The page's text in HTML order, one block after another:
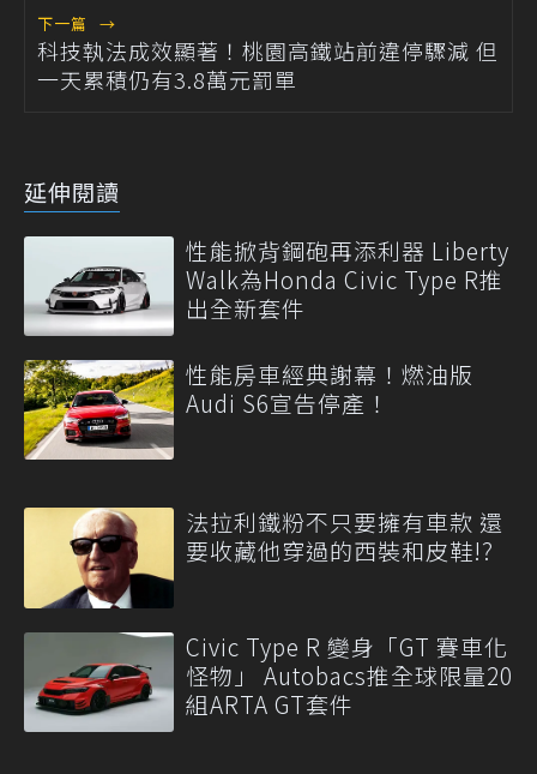
下一篇 →
科技執法成效顯著！桃園高鐵站前違停驟減 但
一天累積仍有3.8萬元罰單
延伸閱讀
性能掀背鋼砲再添利器 Liberty
Walk為Honda Civic Type R推
出全新套件
性能房車經典謝幕！燃油版
Audi S6宣告停產！
法拉利鐵粉不只要擁有車款 還
要收藏他穿過的西裝和皮鞋!?
Civic Type R 變身「GT 賽車化
怪物」 Autobacs推全球限量20
組ARTA GT套件